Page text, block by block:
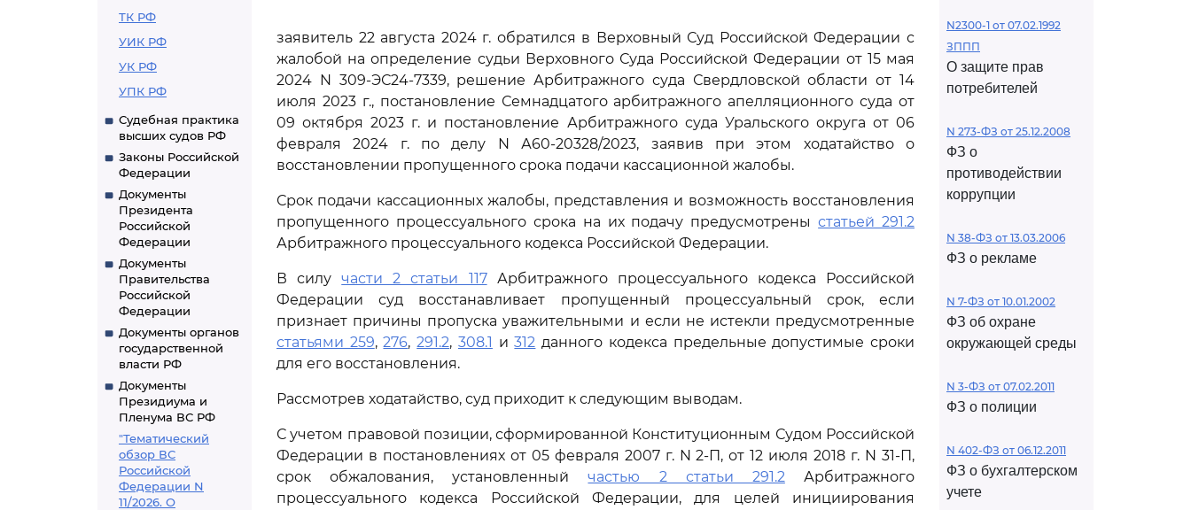
ТК РФ
УИК РФ
УК РФ
УПК РФ
Судебная практика
высших судов РФ
Законы Российской
Федерации
Документы
Президента
Российской
Федерации
Документы
Правительства
Российской
Федерации
Документы органов
государственной
власти РФ
Документы
Президиума и
Пленума ВС РФ
"Тематический
обзор ВС
Российской
Федерации N
11/2026. О
заявитель 22 августа 2024 г. обратился в Верховный Суд Российской Федерации с
жалобой на определение судьи Верховного Суда Российской Федерации от 15 мая
2024 N 309-ЭС24-7339, решение Арбитражного суда Свердловской области от 14
июля 2023 г., постановление Семнадцатого арбитражного апелляционного суда от
09 октября 2023 г. и постановление Арбитражного суда Уральского округа от 06
февраля 2024 г. по делу N А60-20328/2023, заявив при этом ходатайство о
восстановлении пропущенного срока подачи кассационной жалобы.
Срок подачи кассационных жалобы, представления и возможность восстановления
пропущенного процессуального срока на их подачу предусмотреныстатьей 291.2
Арбитражного процессуального кодекса Российской Федерации.
В силучасти 2 статьи 117Арбитражного процессуального кодекса Российской
Федерации суд восстанавливает пропущенный процессуальный срок, если
признает причины пропуска уважительными и если не истекли предусмотренные
статьями 259,276,291.2, 308.1 и312 данного кодекса предельные допустимые сроки
для его восстановления.
Рассмотрев ходатайство, суд приходит к следующим выводам.
С учетом правовой позиции, сформированной Конституционным Судом Российской
Федерации в постановлениях от 05 февраля 2007 г. N 2-П, от 12 июля 2018 г. N 31-П,
срок обжалования, установленныйчастью 2 статьи 291.2Арбитражного
процессуального кодекса Российской Федерации, для целей инициирования
N2300-1 от 07.02.1992
ЗППП
О защите прав
потребителей
N 273-ФЗ от 25.12.2008
ФЗ о
противодействии
коррупции
N 38-ФЗ от 13.03.2006
ФЗ о рекламе
N 7-ФЗ от 10.01.2002
ФЗ об охране
окружающей среды
N 3-ФЗ от 07.02.2011
ФЗ о полиции
N 402-ФЗ от 06.12.2011
ФЗ о бухгалтерском
учете